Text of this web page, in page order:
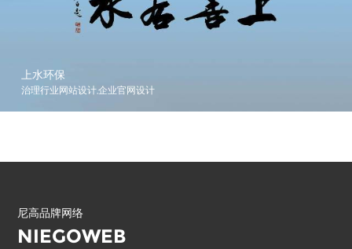
上水环保
治理行业网站设计,企业官网设计
尼高品牌网络
NIEGOWEB